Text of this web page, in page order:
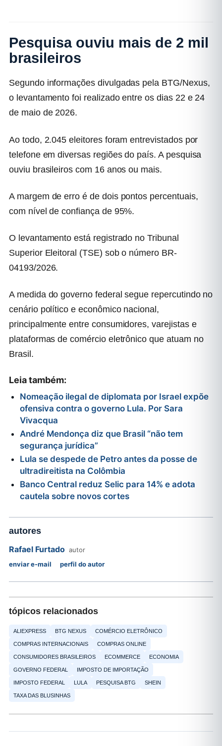
Pesquisa ouviu mais de 2 mil
brasileiros
Segundo informações divulgadas pela BTG/Nexus,
o levantamento foi realizado entre os dias 22 e 24
de maio de 2026.
Ao todo, 2.045 eleitores foram entrevistadospor
telefone em diversas regiões do país. A pesquisa
ouviu brasileiros com 16 anos ou mais.
A margem de erro é de dois pontos percentuais,
com nível de confiança de 95%.
O levantamento está registrado no Tribunal
Superior Eleitoral (TSE) sob o número BR-
04193/2026.
A medida do governo federal segue repercutindo no
cenário político e econômico nacional,
principalmente entre consumidores, varejistas e
plataformas de comércio eletrônico que atuam no
Brasil.
Leia também:
Nomeação ilegal de diplomata por Israel expõe
ofensiva contra o governo Lula. Por Sara
Vivacqua
André Mendonça diz que Brasil “não tem
segurança jurídica”
Lula se despede de Petro antes da posse de
ultradireitista na Colômbia
Banco Central reduz Selic para 14% e adota
cautela sobre novos cortes
autores
Rafael Furtado autor
enviar e-mail
perfil do autor
tópicos relacionados
ALIEXPRESS BTG NEXUS COMÉRCIO ELETRÔNICO
COMPRAS INTERNACIONAIS COMPRAS ONLINE
CONSUMIDORES BRASILEIROS ECOMMERCE ECONOMIA
GOVERNO FEDERAL IMPOSTO DE IMPORTAÇÃO
IMPOSTO FEDERAL LULA PESQUISA BTG SHEIN
TAXA DAS BLUSINHAS